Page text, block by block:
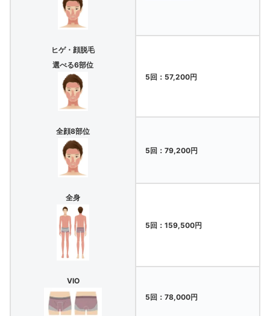
ヒゲ・顔脱毛
選べる6部位
5回：57,200円
全顔8部位
5回：79,200円
全身
5回：159,500円
VIO
5回：78,000円